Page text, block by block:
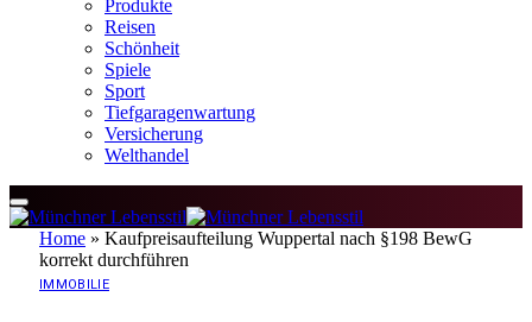
Produkte
Reisen
Schönheit
Spiele
Sport
Tiefgaragenwartung
Versicherung
Welthandel
Home » Kaufpreisaufteilung Wuppertal nach §198 BewG
korrekt durchführen
IMMOBILIE